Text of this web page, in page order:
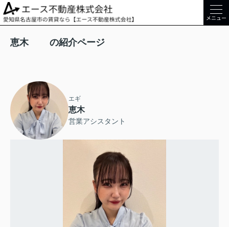
メニュー
恵木 の紹介ページ
エギ
恵木
営業アシスタント